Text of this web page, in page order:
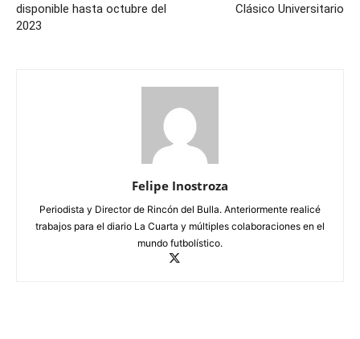
disponible hasta octubre del
2023
Clásico Universitario
Felipe Inostroza
Periodista y Director de Rincón del Bulla. Anteriormente realicé
trabajos para el diario La Cuarta y múltiples colaboraciones en el
mundo futbolístico.